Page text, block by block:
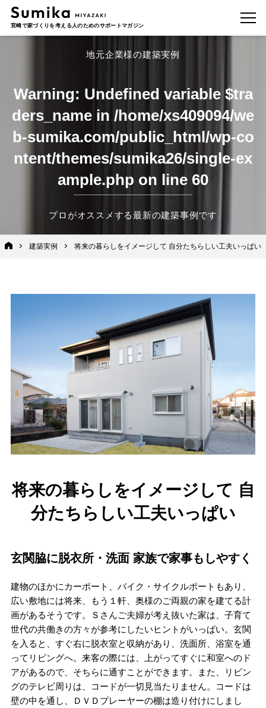
宮崎で家づくりを考える人のためのサポートマガジン
地元企業様の建築実例
Warning: Undefined variable $tra
ders_name in /home/xs409094/we
b-sumika.com/public_html/wp-co
ntent/themes/sumika26/single-ex
ample.php on line 60
プロがオススメする最新の建築事例です
建築実例 将来の暮らしをイメージして 自分たちらしい工夫いっぱい
将来の暮らしをイメージして 自
分たちらしい工夫いっぱい
玄関脇に脱衣所・洗面 家族で家事もしやすく
建物のほかにカーポート、バイク・サイクルポートもあり、
広い敷地には将来、もう１軒、奥様のご両親の家を建てる計
画があるそうです。Ｓさんご夫婦が考え抜いた家は、子育て
世代の共働きの方々が参考にしたいヒントがいっぱい。玄関
を入ると、すぐ右に脱衣室と収納があり、洗面所、浴室を通
ってリビングへ。来客の際には、上がってすぐに和室へのド
アがあるので、そちらに通すことができます。また、リビン
グのテレビ周りは、コードが一切見当たりません。コードは
壁の中を通し、ＤＶＤプレーヤーの棚は造り付けにしまし